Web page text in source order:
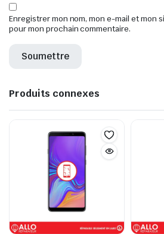
Enregistrer mon nom, mon e-mail et mon
pour mon prochain commentaire.
Produits connexes